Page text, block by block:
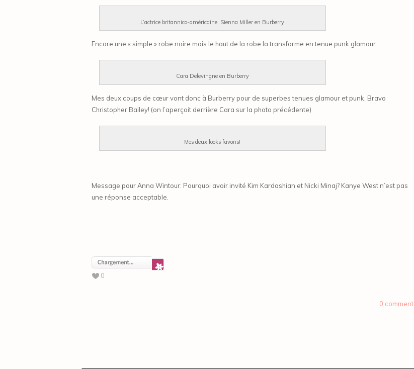
L’actrice britannico-américaine, Sienna Miller en Burberry
Encore une « simple » robe noire mais le haut de la robe la transforme en tenue punk glamour.
Cara Delevingne en Burberry
Mes deux coups de cœur vont donc à Burberry pour de superbes tenues glamour et punk. Bravo
Christopher Bailey! (on l’aperçoit derrière Cara sur la photo précédente)
Mes deux looks favoris!
Message pour Anna Wintour: Pourquoi avoir invité Kim Kardashian et Nicki Minaj? Kanye West n’est pas
une réponse acceptable.
0
0 comment